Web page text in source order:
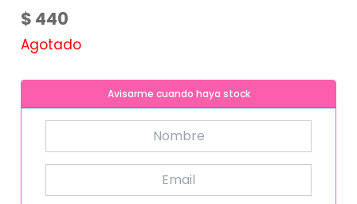
$ 440
Agotado
Avisarme cuando haya stock